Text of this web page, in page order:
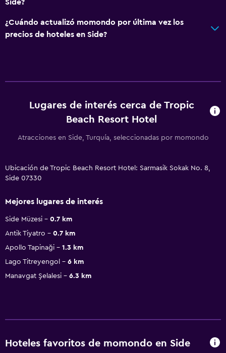
Side?
¿Cuándo actualizó momondo por última vez los
precios de hoteles en Side?
Lugares de interés cerca de Tropic
Beach Resort Hotel
Atracciones en Side, Turquía, seleccionadas por momondo
Ubicación de Tropic Beach Resort Hotel: Sarmasik Sokak No. 8,
Side 07330
Mejores lugares de interés
Side Müzesi
0.7 km
Antik Tiyatro
0.7 km
Apollo Tapinaği
1.3 km
Lago Titreyengol
6 km
Manavgat Şelalesi
6.3 km
Hoteles favoritos de momondo en Side